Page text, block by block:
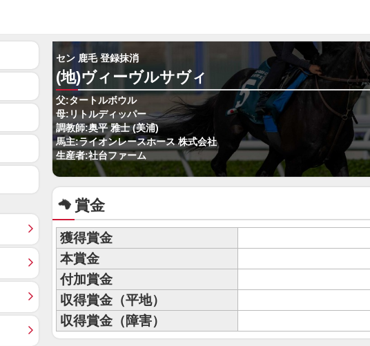
セン 鹿毛 登録抹消
(地)ヴィーヴルサヴィ
父:タートルボウル
母:リトルディッパー
調教師:奥平 雅士 (美浦)
馬主:ライオンレースホース 株式会社
生産者:社台ファーム
賞金
獲得賞金
本賞金
付加賞金
収得賞金（平地）
収得賞金（障害）